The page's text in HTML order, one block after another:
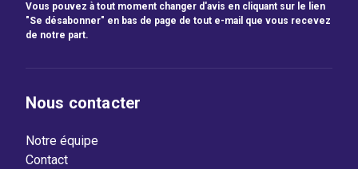
Vous pouvez à tout moment changer d'avis en cliquant sur le lien
"Se désabonner" en bas de page de tout e-mail que vous recevez
de notre part.
Nous contacter
Notre équipe
Contact